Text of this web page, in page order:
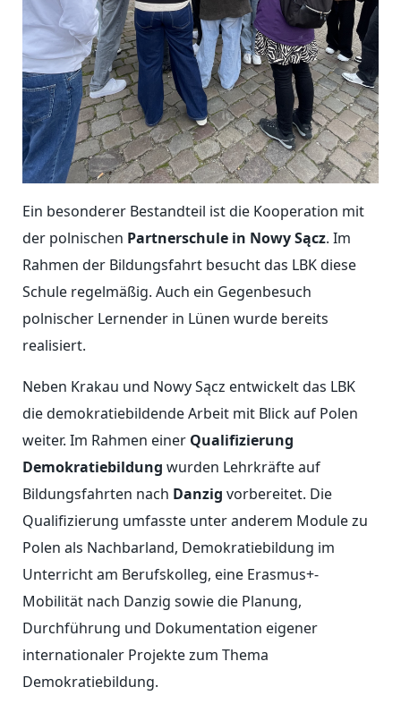
Ein besonderer Bestandteil ist die Kooperation mit
der polnischen Partnerschule in Nowy Sącz. Im
Rahmen der Bildungsfahrt besucht das LBK diese
Schule regelmäßig. Auch ein Gegenbesuch
polnischer Lernender in Lünen wurde bereits
realisiert.
Neben Krakau und Nowy Sącz entwickelt das LBK
die demokratiebildende Arbeit mit Blick auf Polen
weiter. Im Rahmen einer Qualifizierung
Demokratiebildung wurden Lehrkräfte auf
Bildungsfahrten nach Danzig vorbereitet. Die
Qualifizierung umfasste unter anderem Module zu
Polen als Nachbarland, Demokratiebildung im
Unterricht am Berufskolleg, eine Erasmus+-
Mobilität nach Danzig sowie die Planung,
Durchführung und Dokumentation eigener
internationaler Projekte zum Thema
Demokratiebildung.